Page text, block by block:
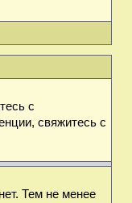
с
свяжитесь с
Тем не менее